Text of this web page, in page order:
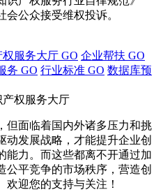
公众接受维权投诉。
服务大厅 GO 企业帮扶 GO
务 GO 行业标准 GO 数据库预
但面临着国内外诸多压力和挑
动发展战略，才能提升企业创
能力。而这些都离不开通过加
公平竞争的市场秩序，营造创
欢迎您的支持与关注！